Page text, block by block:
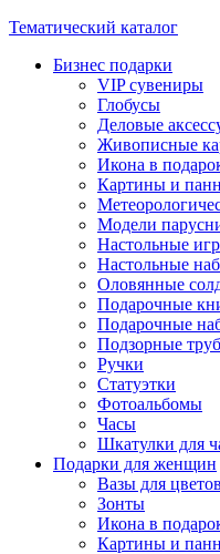
Тематический каталог
Бизнес подарки
VIP сувениры
Глобусы
Деловые
Живописные
Икона в
Картины и
Модели
Настольные
Настольные
Оловянные
Подарочные
Подарочные
Подзорные
Ручки
Статуэтки
Фотоальбомы
Часы
Шкатулки для
Подарки для женщин
Вазы для цветов
Зонты
Икона в
Картины и